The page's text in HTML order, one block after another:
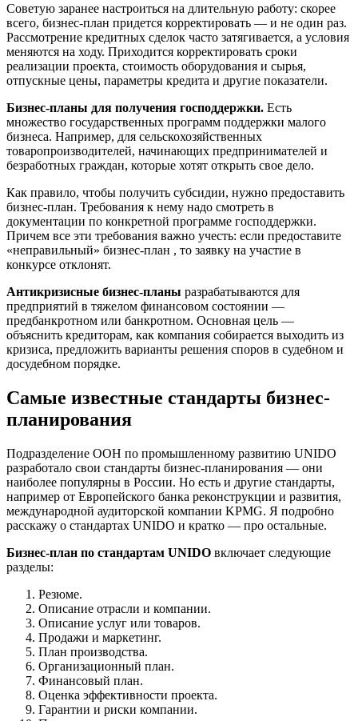
Советую заранее настроиться на длительную работу: скорее
всего, бизнес-план придется корректировать — и не один раз.
Рассмотрение кредитных сделок часто затягивается, а условия
меняются на ходу. Приходится корректировать сроки
реализации проекта, стоимость оборудования и сырья,
отпускные цены, параметры кредита и другие показатели.
Бизнес-планы для получения господдержки. Есть
множество государственных программ поддержки малого
бизнеса. Например, для сельскохозяйственных
товаропроизводителей, начинающих предпринимателей и
безработных граждан, которые хотят открыть свое дело.
Как правило, чтобы получить субсидии, нужно предоставить
бизнес-план. Требования к нему надо смотреть в
документации по конкретной программе господдержки.
Причем все эти требования важно учесть: если предоставите
«неправильный» бизнес-план , то заявку на участие в
конкурсе отклонят.
Антикризисные бизнес-планы разрабатываются для
предприятий в тяжелом финансовом состоянии —
предбанкротном или банкротном. Основная цель —
объяснить кредиторам, как компания собирается выходить из
кризиса, предложить варианты решения споров в судебном и
досудебном порядке.
Самые известные стандарты бизнес-
планирования
Подразделение ООН по промышленному развитию UNIDO
разработало свои стандарты бизнес-планирования — они
наиболее популярны в России. Но есть и другие стандарты,
например от Европейского банка реконструкции и развития,
международной аудиторской компании KPMG. Я подробно
расскажу о стандартах UNIDO и кратко — про остальные.
Бизнес-план по стандартам UNIDO включает следующие
разделы:
Резюме.
Описание отрасли и компании.
Описание услуг или товаров.
Продажи и маркетинг.
План производства.
Организационный план.
Финансовый план.
Оценка эффективности проекта.
Гарантии и риски компании.